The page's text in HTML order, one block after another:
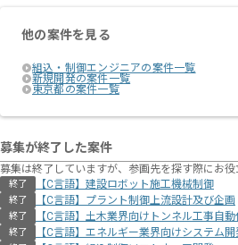
他の案件を見る
組込・制御エンジニアの案件一覧
新規開発の案件一覧
東京都の案件一覧
募集が終了した案件
募集は終了していますが、参画先を探す際にお
終了 【C言語】建設ロボット施工機械制御
終了 【C言語】プラント制御上流設計及び企画
終了 【C言語】土木業界向けトンネル工事自
終了 【C言語】エネルギー業界向けシステム開